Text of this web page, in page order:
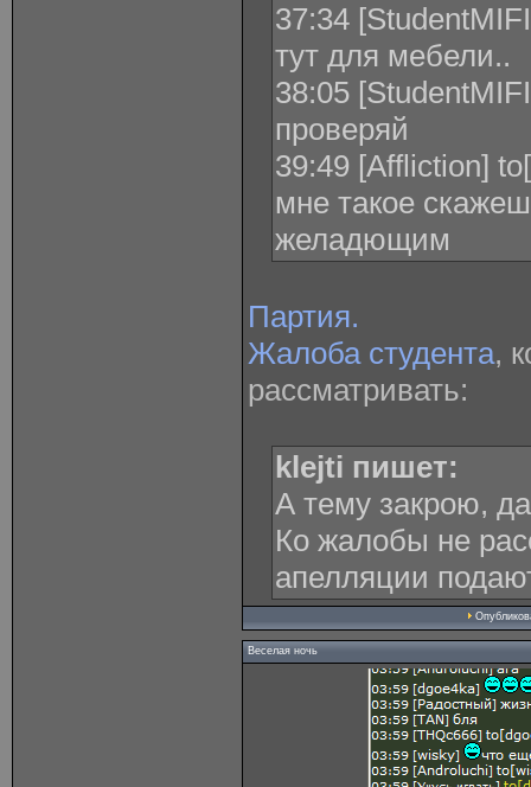
37:34
тут для мебели..
38:05
проверяй
39:49 [Affliction]
мне такое
желадющим
Партия.
Жалоба студента,
рассматривать:
klejti пишет:
А тему закрою,
Ко жалобы не
апелляции
Веселая ночь